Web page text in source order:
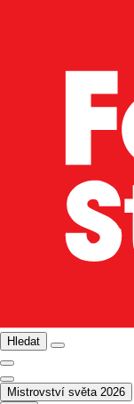
Hledat
Mistrovství světa 2026